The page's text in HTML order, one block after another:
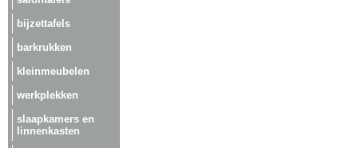
bijzettafels
barkrukken
kleinmeubelen
werkplekken
slaapkamers en
linnenkasten